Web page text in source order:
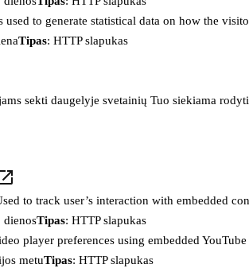
to generate statistical data on how the
Tipas: HTTP slapukas
sekti daugelyje svetainių Tuo siekiama
to track user’s interaction with embedded
dienosTipas: HTTP slapukas
player preferences using embedded
metuTipas: HTTP slapukas